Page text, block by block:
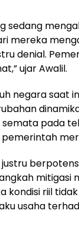
sedang
mereka
denial.
ujar Awalil.
negara saat
pada
mitigasi
kondisi riil
usaha